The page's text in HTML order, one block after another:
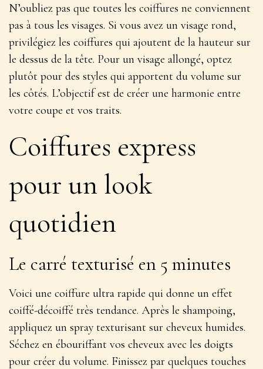
N’oubliez pas que toutes les coiffures ne conviennent
pas à tous les visages. Si vous avez un visage rond,
privilégiez les coiffures qui ajoutent de la hauteur sur
le dessus de la tête. Pour un visage allongé, optez
plutôt pour des styles qui apportent du volume sur
les côtés. L’objectif est de créer une harmonie entre
votre coupe et vos traits.
Coiffures express
pour un look
quotidien
Le carré texturisé en 5 minutes
Voici une coiffure ultra rapide qui donne un effet
coiffé-décoiffé très tendance. Après le shampoing,
appliquez un spray texturisant sur cheveux humides.
Séchez en ébouriffant vos cheveux avec les doigts
pour créer du volume. Finissez par quelques touches